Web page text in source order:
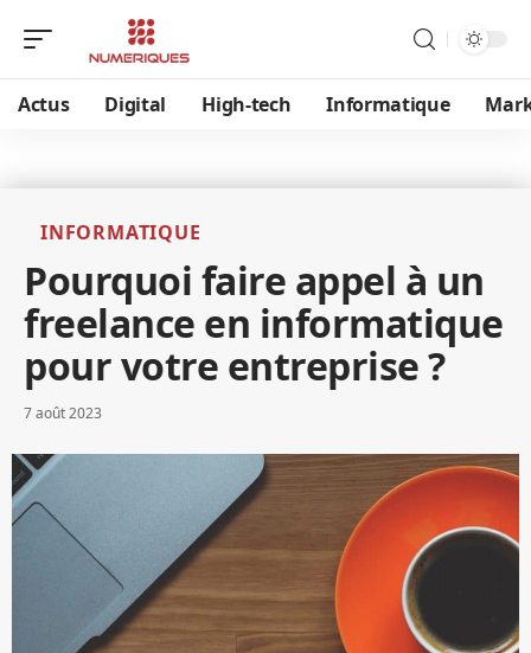
Actus Digital High-tech Informatique
INFORMATIQUE
Pourquoi faire appel à un
freelance en informatique
pour votre entreprise ?
7 août 2023